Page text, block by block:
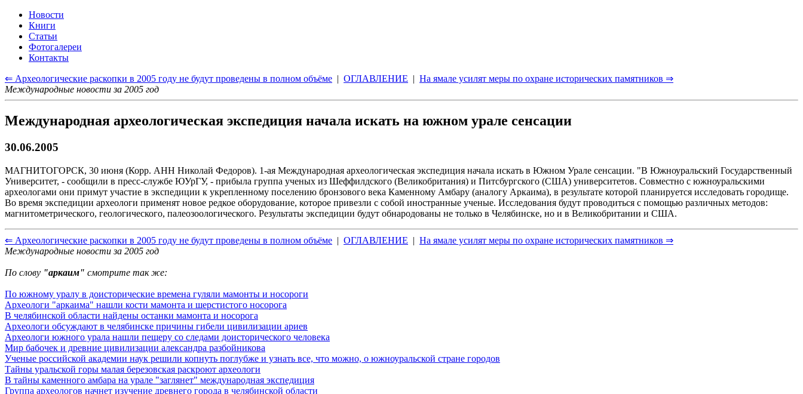
Новости
Книги
Статьи
Фотогалереи
Контакты
⇐ Археологические раскопки в 2005 году не будут проведены в полном объёме | ОГЛАВЛЕНИЕ | На ямале усилят меры по охране исторических памятников ⇒
Международные новости за 2005 год
Международная археологическая экспедиция начала искать на южном урале сенсации
30.06.2005
МАГНИТОГОРСК, 30 июня (Корр. АНН Николай Федоров). 1-ая Международная археологическая экспедиция начала искать в Южном Урале сенсации. "В Южноуральский Государственный
Университет, - сообщили в пресс-службе ЮУрГУ, - прибыла группа ученых из Шеффилдского (Великобритания) и Питсбургского (США) университетов. Совместно с южноуральскими
археологами они примут участие в экспедиции к укрепленному поселению бронзового века Каменному Амбару (аналогу Аркаима), в результате которой планируется исследовать городище.
Во время экспедиции археологи применят новое редкое оборудование, которое привезли с собой иностранные ученые. Исследования будут проводиться с помощью различных методов:
магнитометрического, геологического, палеозоологического. Результаты экспедиции будут обнародованы не только в Челябинске, но и в Великобритании и США.
⇐ Археологические раскопки в 2005 году не будут проведены в полном объёме | ОГЛАВЛЕНИЕ | На ямале усилят меры по охране исторических памятников ⇒
Международные новости за 2005 год
По слову "аркаим" смотрите так же:
По южному уралу в доисторические времена гуляли мамонты и носороги
Археологи "аркаима" нашли кости мамонта и шерстистого носорога
В челябинской области найдены останки мамонта и носорога
Археологи обсуждают в челябинске причины гибели цивилизации ариев
Археологи южного урала нашли пещеру со следами доисторического человека
Мир бабочек и древние цивилизации александра разбойникова
Ученые российской академии наук решили копнуть поглубже и узнать все, что можно, о южноуральской стране городов
Тайны уральской горы малая березовская раскроют археологи
В тайны каменного амбара на урале "заглянет" международная экспедиция
Группа археологов начнет изучение древнего города в челябинской области